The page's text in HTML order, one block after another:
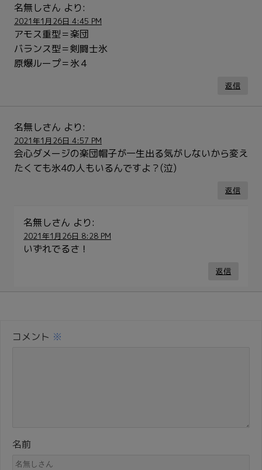
名無しさん より:
2021年1月26日 4:45 PM
アモス重型＝楽団
バランス型＝剣闘士氷
原爆ループ＝氷４
返信
名無しさん より:
2021年1月26日 4:57 PM
会心ダメージの楽団帽子が一生出る気がしないから変え
たくても氷4の人もいるんですよ？(泣)
返信
名無しさん より:
2021年1月26日 8:28 PM
いずれでるさ！
返信
コメント ※
名前